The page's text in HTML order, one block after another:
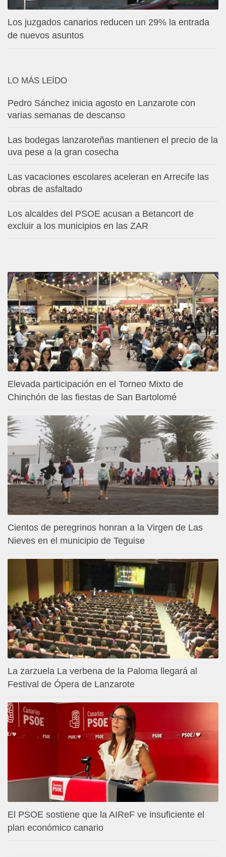
Los juzgados canarios reducen un 29% la entrada
de nuevos asuntos
LO MÁS LEÍDO
Pedro Sánchez inicia agosto en Lanzarote con
varias semanas de descanso
Las bodegas lanzaroteñas mantienen el precio de la
uva pese a la gran cosecha
Las vacaciones escolares aceleran en Arrecife las
obras de asfaltado
Los alcaldes del PSOE acusan a Betancort de
excluir a los municipios en las ZAR
Elevada participación en el Torneo Mixto de
Chinchón de las fiestas de San Bartolomé
Cientos de peregrinos honran a la Virgen de Las
Nieves en el municipio de Teguise
La zarzuela La verbena de la Paloma llegará al
Festival de Ópera de Lanzarote
El PSOE sostiene que la AIReF ve insuficiente el
plan económico canario